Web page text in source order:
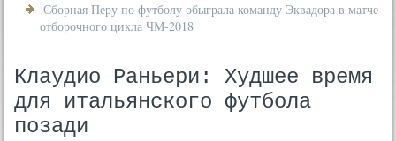
Сборная Перу по футболу обыграла команду Эквадора в матче
отборочного цикла ЧМ-2018
Клаудио Раньери: Худшее время
для итальянского футбола
позади